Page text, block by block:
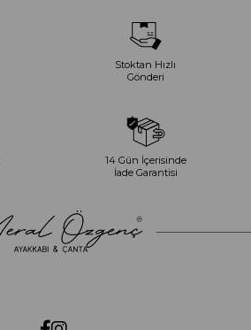
Stoktan Hızlı
Gönderi
14 Gün İçerisinde
İade Garantisi